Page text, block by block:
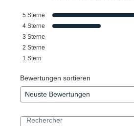
5 Sterne
4 Sterne
3 Sterne
2 Sterne
1 Stern
Bewertungen sortieren